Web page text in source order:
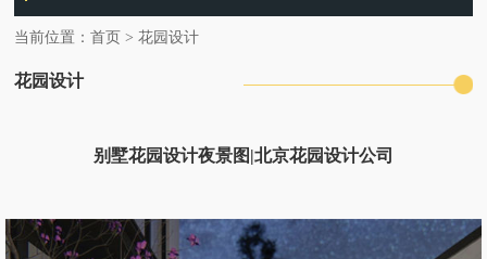
当前位置：首页 >花园设计
花园设计
别墅花园设计夜景图|北京花园设计公司